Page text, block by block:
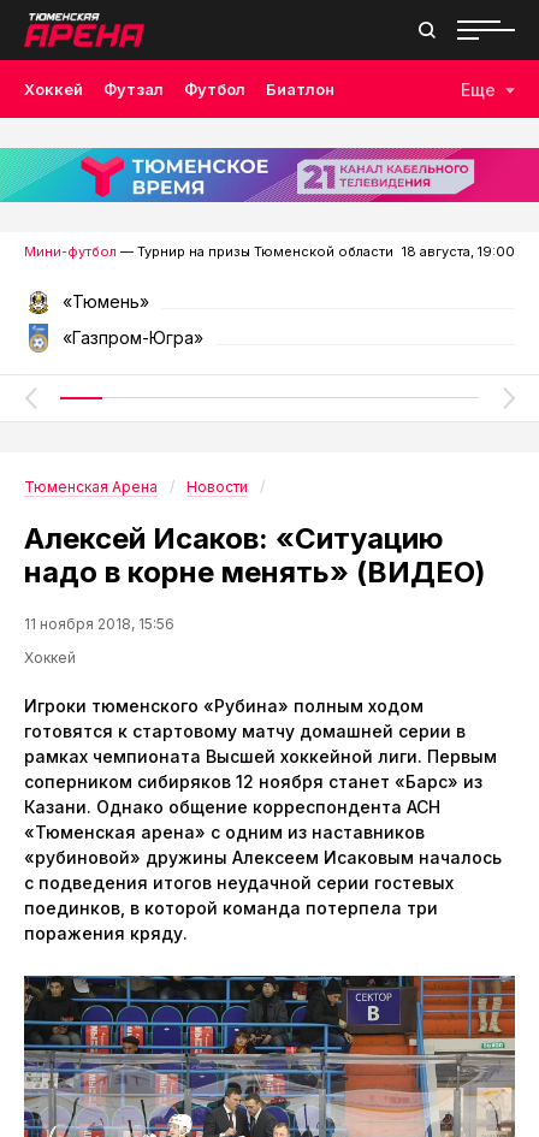
Хоккей Футзал Футбол Биатлон
Лыжные гонки Волейбол Плавание Дзюдо
Скалолазание Велоспорт Бокс
Еще
Мини-футбол — Турнир на призы Тюменской области 18 августа, 19:00
«Тюмень»
«Газпром-Югра»
Тюменская Арена Новости
Алексей Исаков: «Ситуацию
надо в корне менять» (ВИДЕО)
11 ноября 2018, 15:56
Хоккей
Игроки тюменского «Рубина» полным ходом
готовятся к стартовому матчу домашней серии в
рамках чемпионата Высшей хоккейной лиги. Первым
соперником сибиряков 12 ноября станет «Барс» из
Казани. Однако общение корреспондента АСН
«Тюменская арена» с одним из наставников
«рубиновой» дружины Алексеем Исаковым началось
с подведения итогов неудачной серии гостевых
поединков, в которой команда потерпела три
поражения кряду.